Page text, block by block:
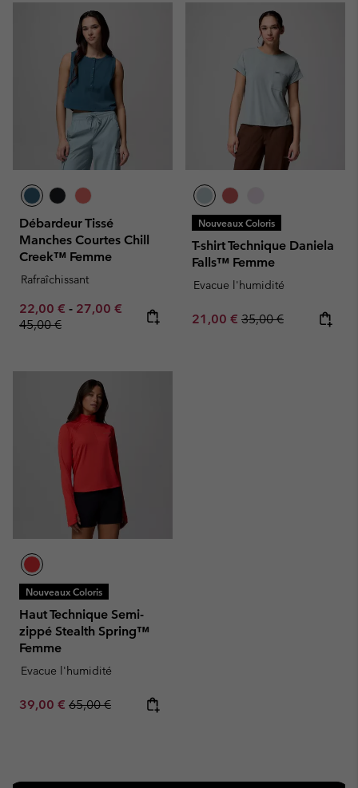
Débardeur Tissé
Manches Courtes Chill
Creek™ Femme
Rafraîchissant
Minimum sale price:
22,00 € - Maximum sale price:
27,00 € Regular price:
45,00 €
Nouveaux Coloris
T-shirt Technique Daniela
Falls™ Femme
Evacue l'humidité
Sale price:
21,00 € Regular price:
35,00 €
Nouveaux Coloris
Haut Technique Semi-
zippé Stealth Spring™
Femme
Evacue l'humidité
Sale price:
39,00 € Regular price:
65,00 €